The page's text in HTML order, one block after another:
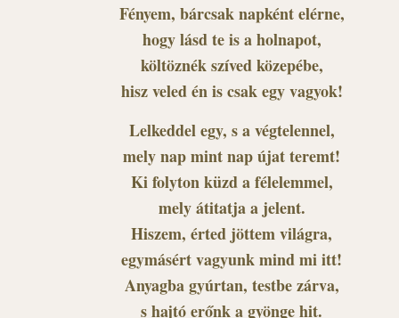
Fényem, bárcsak napként elérne,
hogy lásd te is a holnapot,
költöznék szíved közepébe,
hisz veled én is csak egy vagyok!
Lelkeddel egy, s a végtelennel,
mely nap mint nap újat teremt!
Ki folyton küzd a félelemmel,
mely átitatja a jelent.
Hiszem, érted jöttem világra,
egymásért vagyunk mind mi itt!
Anyagba gyúrtan, testbe zárva,
s hajtó erőnk a gyönge hit.